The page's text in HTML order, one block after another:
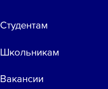
Студентам
Школьникам
Вакансии